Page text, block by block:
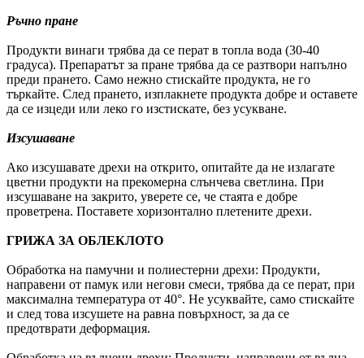
Ръчно пране
Продукти винаги трябва да се перат в топла вода (30-40
градуса). Препаратът за пране трябва да се разтвори напълно
преди прането. Само нежно стискайте продукта, не го
търкайте. След прането, изплакнете продукта добре и оставете
да се изцеди или леко го изстискате, без усукване.
Изсушаване
Ако изсушавате дрехи на открито, опитайте да не излагате
цветни продукти на прекомерна слънчева светлина. При
изсушаване на закрито, уверете се, че стаята е добре
проветрена. Поставете хоризонтално плетените дрехи.
ГРИЖА ЗА ОБЛЕКЛОТО
Обработка на памучни и полиестерни дрехи: Продукти,
направени от памук или негови смеси, трябва да се перат, при
максимална температура от 40°. Не усуквайте, само стискайте
и след това изсушете на равна повърхност, за да се
предотврати деформация.